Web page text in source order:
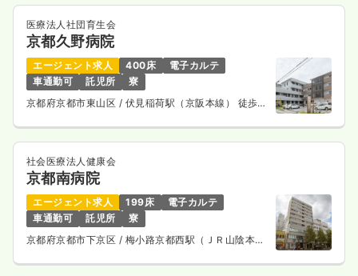
医療法人社団育生会
京都久野病院
エージェント求人 400床
電子カルテ
車通勤可
託児所
寮
京都府京都市東山区 / 伏見稲荷駅（京阪本線） 徒歩5
社会医療法人健康会
京都南病院
エージェント求人 199床
電子カルテ
車通勤可
託児所
寮
京都府京都市下京区 / 梅小路京都西駅（ＪＲ山陰本